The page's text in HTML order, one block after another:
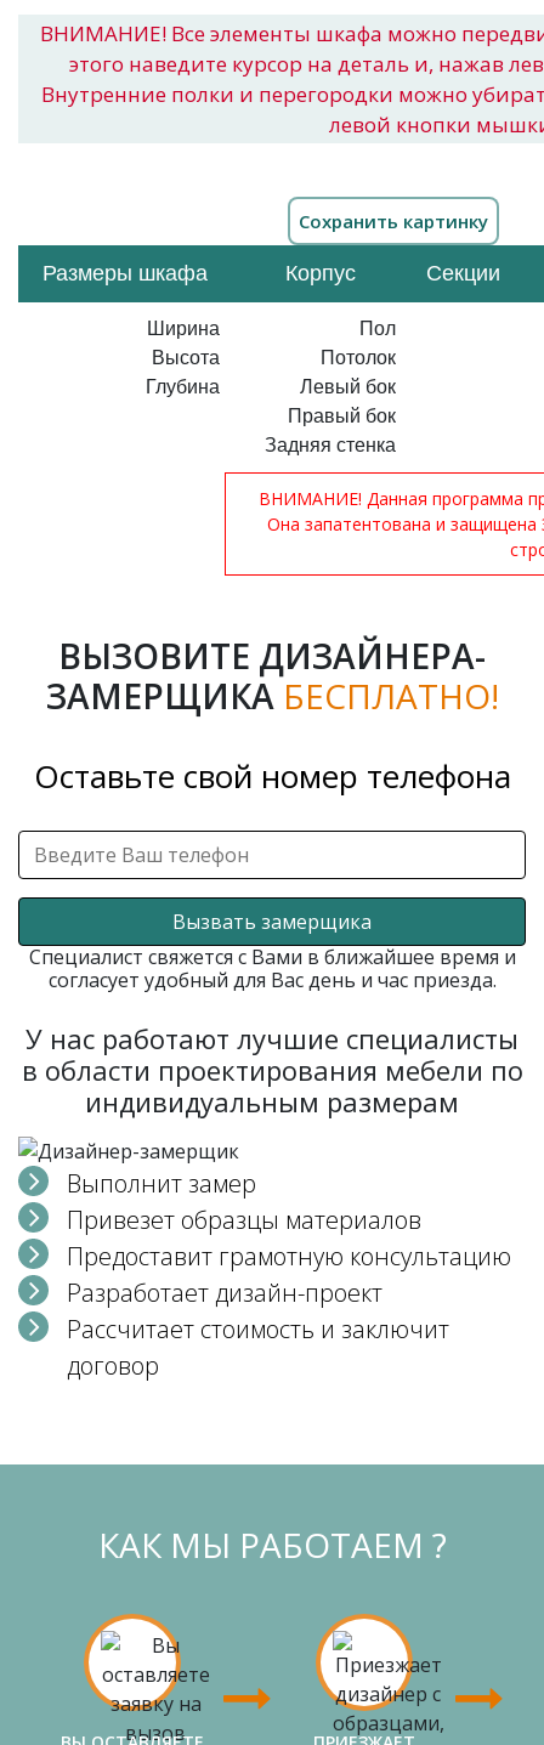
ВНИМАНИЕ! Все элементы шкафа можно
этого наведите курсор на деталь и, нажав
Внутренние полки и перегородки можно
левой кнопки
Размеры шкафа Корпус Секции
Ширина
Высота
Глубина
Пол
Потолок
Левый бок
Правый бок
Задняя стенка
ВНИМАНИЕ! Данная программа
Она запатентована и
ВЫЗОВИТЕ ДИЗАЙНЕРА-
ЗАМЕРЩИКА БЕСПЛАТНО!
Оставьте свой номер телефона
Вызвать замерщика
Специалист свяжется с Вами в ближайшее время и
согласует удобный для Вас день и час приезда.
У нас работают лучшие специалисты
в области проектирования мебели по
индивидуальным размерам
Выполнит замер
Привезет образцы материалов
Предоставит грамотную консультацию
Разработает дизайн-проект
Рассчитает стоимость и заключит
договор
КАК МЫ РАБОТАЕМ ?